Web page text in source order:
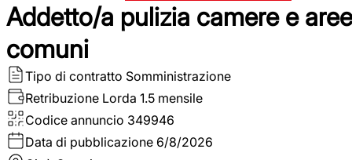
Addetto/a pulizia camere e aree
comuni
Tipo di contratto Somministrazione
Retribuzione Lorda 1.5 mensile
Codice annuncio 349946
Data di pubblicazione 6/8/2026